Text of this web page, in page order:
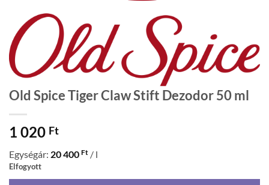
Old Spice Tiger Claw Stift Dezodor 50 ml
1 020 Ft
Egységár: 20 400 Ft / l
Elfogyott